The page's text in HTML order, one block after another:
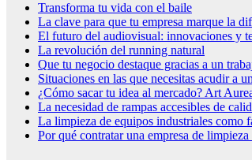
Transforma tu vida con el baile
La clave para que tu empresa marque la
El futuro del audiovisual: innovaciones y
La revolución del running natural
Que tu negocio destaque gracias a un
Situaciones en las que necesitas acudir a
¿Cómo sacar tu idea al mercado? Art
La necesidad de rampas accesibles de
La limpieza de equipos industriales
Por qué contratar una empresa de